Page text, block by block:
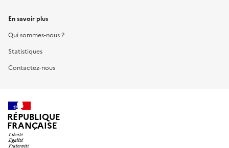
En savoir plus
Qui sommes-nous ?
Statistiques
Contactez-nous
RÉPUBLIQUE
FRANÇAISE